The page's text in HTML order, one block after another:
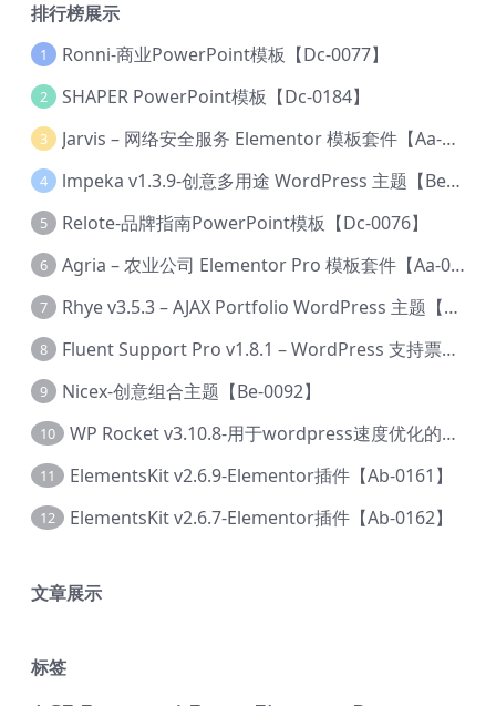
排行榜展示
1 Ronni-商业PowerPoint模板【Dc-0077】
2 SHAPER PowerPoint模板【Dc-0184】
3 Jarvis – 网络安全服务 Elementor 模板套件【Aa-0035】
4 lmpeka v1.3.9-创意多用途 WordPress 主题【Be-0064】
5 Relote-品牌指南PowerPoint模板【Dc-0076】
6 Agria – 农业公司 Elementor Pro 模板套件【Aa-0003】
7 Rhye v3.5.3 – AJAX Portfolio WordPress 主题【Bi-0049】
8 Fluent Support Pro v1.8.1 – WordPress 支持票务系统【Cc-0041】
9 Nicex-创意组合主题【Be-0092】
10 WP Rocket v3.10.8-用于wordpress速度优化的缓存加速插件【Cd-0019】
11 ElementsKit v2.6.9-Elementor插件【Ab-0161】
12 ElementsKit v2.6.7-Elementor插件【Ab-0162】
文章展示
标签